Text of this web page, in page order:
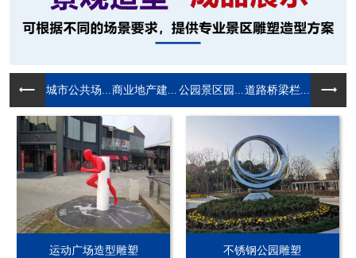
城市公共场... 商业地产建... 公园景区园... 道路桥梁栏...
运动广场造型雕塑 不锈钢公园雕塑